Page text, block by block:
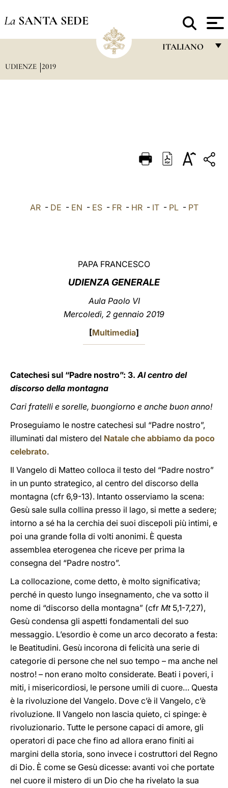
La SANTA SEDE
ITALIANO
DEUTSCH
العربيّة
UDIENZE 2019
AR- DE - EN - ES- FR- HR- IT- PL- PT
PAPA FRANCESCO
UDIENZA GENERALE
Aula Paolo VI
Mercoledì, 2 gennaio 2019
[Multimedia]
Catechesi sul “Padre nostro”: 3. Al centro del
discorso della montagna
Cari fratelli e sorelle, buongiorno e anche buon anno!
Proseguiamo le nostre catechesi sul “Padre nostro”,
illuminati dal mistero del Natale che abbiamo da poco
celebrato.
Il Vangelo di Matteo colloca il testo del “Padre nostro”
in un punto strategico, al centro del discorso della
montagna (cfr 6,9-13). Intanto osserviamo la scena:
Gesù sale sulla collina presso il lago, si mette a sedere;
intorno a sé ha la cerchia dei suoi discepoli più intimi, e
poi una grande folla di volti anonimi. È questa
assemblea eterogenea che riceve per prima la
consegna del “Padre nostro”.
La collocazione, come detto, è molto significativa;
perché in questo lungo insegnamento, che va sotto il
nome di “discorso della montagna” (cfr Mt5,1-7,27),
Gesù condensa gli aspetti fondamentali del suo
messaggio. L’esordio è come un arco decorato a festa:
le Beatitudini. Gesù incorona di felicità una serie di
categorie di persone che nel suo tempo – ma anche nel
nostro! – non erano molto considerate. Beati i poveri, i
miti, i misericordiosi, le persone umili di cuore… Questa
è la rivoluzione del Vangelo. Dove c’è il Vangelo, c’è
rivoluzione. Il Vangelo non lascia quieto, ci spinge: è
rivoluzionario. Tutte le persone capaci di amore, gli
operatori di pace che fino ad allora erano finiti ai
margini della storia, sono invece i costruttori del Regno
di Dio. È come se Gesù dicesse: avanti voi che portate
nel cuore il mistero di un Dio che ha rivelato la sua